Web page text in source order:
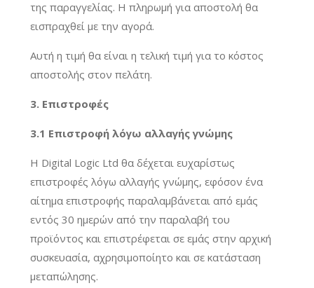
της παραγγελίας. Η πληρωμή για αποστολή θα
εισπραχθεί με την αγορά.
Αυτή η τιμή θα είναι η τελική τιμή για το κόστος
αποστολής στον πελάτη.
3. Επιστροφές
3.1 Επιστροφή λόγω αλλαγής γνώμης
Η Digital Logic Ltd θα δέχεται ευχαρίστως
επιστροφές λόγω αλλαγής γνώμης, εφόσον ένα
αίτημα επιστροφής παραλαμβάνεται από εμάς
εντός 30 ημερών από την παραλαβή του
προϊόντος και επιστρέφεται σε εμάς στην αρχική
συσκευασία, αχρησιμοποίητο και σε κατάσταση
μεταπώλησης.